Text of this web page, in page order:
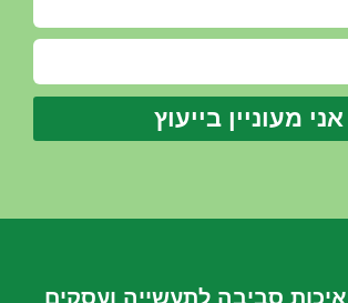
אני מעוניין בייעוץ
איכות סביבה לתעשייה ועסקים